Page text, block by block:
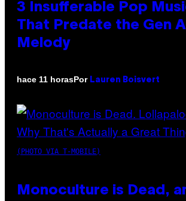
3 Insufferable Pop
That Predate the Gen
Melody
hace 11 horasPor Lauren Boisvert
(PHOTO VIA T-MOBILE)
Monoculture is Dead,